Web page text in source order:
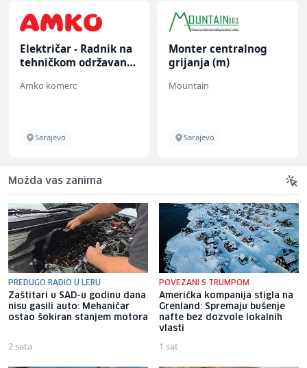
Električar - Radnik na
tehničkom održavanju
Amko komerc
Sarajevo
Monter centralnog
grijanja (m)
Mountain
Sarajevo
Možda vas zanima
PREDUGO RADIO U LERU
Zaštitari u SAD-u godinu dana
nisu gasili auto: Mehaničar
ostao šokiran stanjem motora
2 sata
POVEZANI S TRUMPOM
Američka kompanija stigla na
Grenland: Spremaju bušenje
nafte bez dozvole lokalnih
vlasti
1 sat